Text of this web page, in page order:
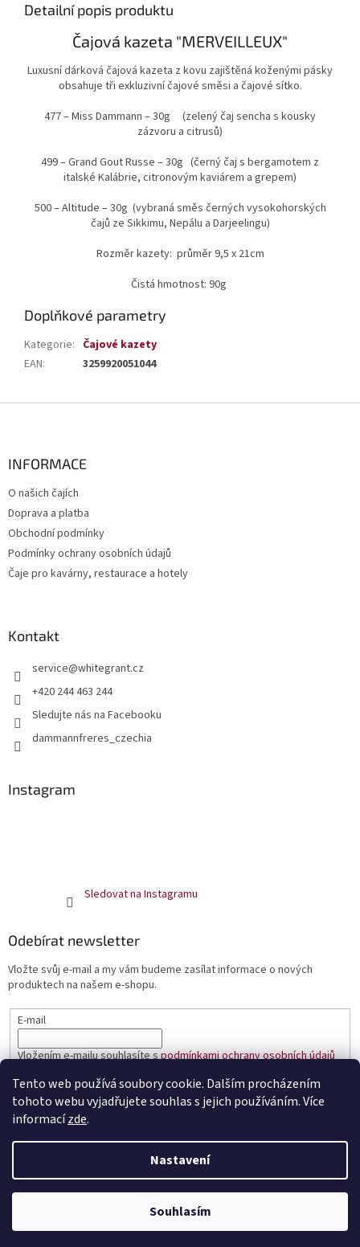
Tento web používá soubory cookie. Dalším procházením
tohoto webu vyjadřujete souhlas s jejich používáním. Více
informacízde.
Nastavení
Souhlasím
Detailní popis produktu
Čajová kazeta "MERVEILLEUX"
Luxusní dárková čajová kazeta z kovu zajištěná koženými pásky
obsahuje tři exkluzivní čajové směsi a čajové sítko.
477 – Miss Dammann – 30g (zelený čaj sencha s kousky
zázvoru a citrusů)
499 – Grand Gout Russe – 30g (černý čaj s bergamotem z
italské Kalábrie, citronovým kaviárem a grepem)
500 – Altitude – 30g (vybraná směs černých vysokohorských
čajů ze Sikkimu, Nepálu a Darjeelingu)
Rozměr kazety: průměr 9,5 x 21cm
Čistá hmotnost: 90g
Doplňkové parametry
Kategorie: Čajové kazety
EAN: 3259920051044
INFORMACE
O našich čajích
Doprava a platba
Obchodní podmínky
Podmínky ochrany osobních údajů
Čaje pro kavárny, restaurace a hotely
Kontakt
service@whitegrant.cz
+420 244 463 244
Sledujte nás na Facebooku
dammannfreres_czechia
Instagram
Sledovat na Instagramu
Odebírat newsletter
Vložte svůj e-mail a my vám budeme zasílat informace o nových
produktech na našem e-shopu.
E-mail
Vložením e-mailu souhlasíte spodmínkami ochrany osobních údajů
PŘIHLÁSIT SE
Vytvořil Shoptet
Čaje Dammann Fréres. Všechna práva vyhrazena.